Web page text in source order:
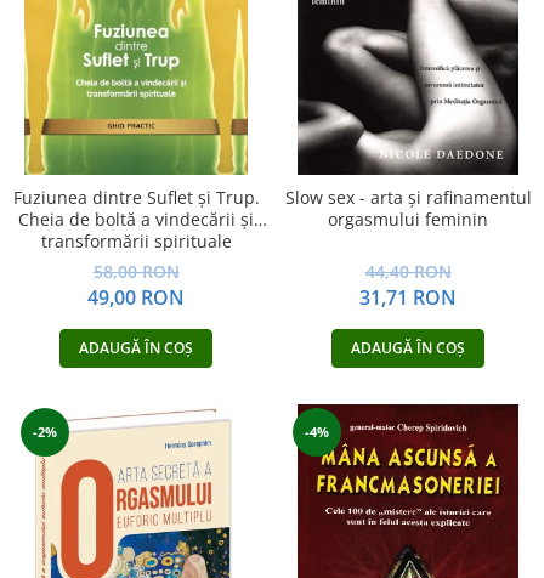
Astrologie
Știință
Seria Montauk
Mistere
Seria Chico Xavier
Seria Helena Blavatsky
Sănătate
Umor
Viata după moarte
Non-dualitate
Alimentație
Creștinism
Vindecare
Fuziunea dintre Suflet și Trup.
Cheia de boltă a vindecării și
transformării spirituale
58,00 RON
49,00 RON
ADAUGĂ ÎN COȘ
Slow sex - arta şi rafinamentul
orgasmului feminin
44,40 RON
31,71 RON
ADAUGĂ ÎN COȘ
-2% -4%